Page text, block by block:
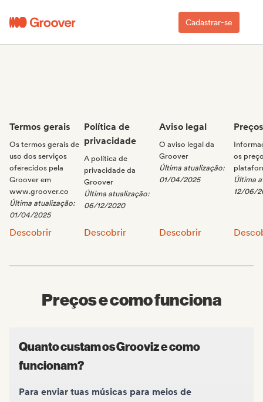
Cadastrar-se
Termos gerais
Os termos gerais de
uso dos serviços
oferecidos pela
Groover em
www.groover.co
Última atualização:
01/04/2025
Termos gerais:
Descobrir
Política de
privacidade
A política de
privacidade da
Groover
Última atualização:
06/12/2020
Política de privacidade:
Descobrir
Aviso legal
O aviso legal da
Groover
Última atualização:
01/04/2025
Aviso legal:
Descobrir
Preços
os
Última
12/06/
Preços e como funciona
Quanto custam os Grooviz e como
funcionam?
Para enviar tuas músicas para meios de